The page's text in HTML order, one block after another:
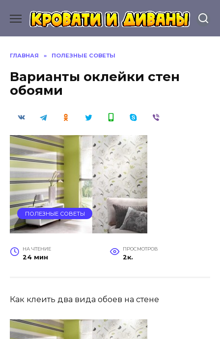
содержанию
ГЛАВНАЯ » ПОЛЕЗНЫЕ СОВЕТЫ
Варианты оклейки стен
обоями
ПОЛЕЗНЫЕ СОВЕТЫ
НА ЧТЕНИЕ
24 мин
ПРОСМОТРОВ
2к.
Как клеить два вида обоев на стене